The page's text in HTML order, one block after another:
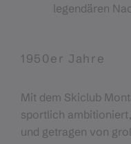
legendären
1950er Jahre
Mit dem Skiclub
sportlich
und getragen von